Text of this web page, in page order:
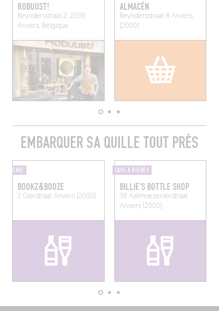
ROBUUST!
Reyndersstraat 2, 2000
Anvers, Belgique
ALMACÉN
Reyndersstraat 8 Anvers
(2000)
EMBARQUER SA QUILLE TOUT PRÈS
CAVE
BOOKZ&BOOZE
2 GierstraatAnvers (2000)
CAVE À BIÈRES
BILLIE'S BOTTLE SHOP
38 Aalmoezenierstraat
Anvers (2000)